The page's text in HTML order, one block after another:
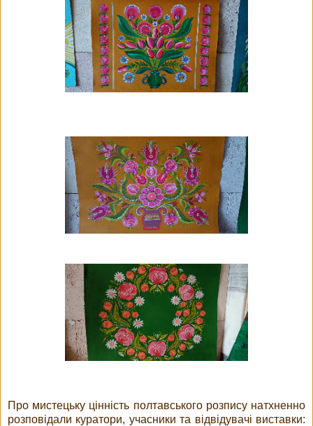
Про мистецьку цінність полтавського розпису натхненно
розповідали куратори, учасники та відвідувачі виставки: